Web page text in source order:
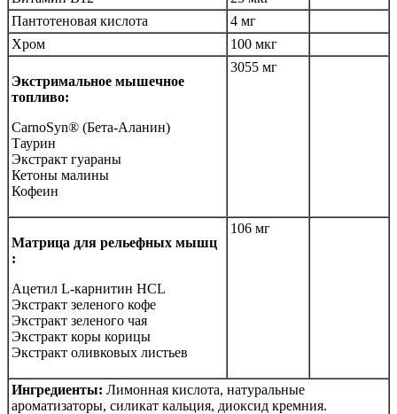
Пантотеновая кислота
4 мг
Хром
100 мкг
Экстримальное мышечное
топливо:
CarnoSyn® (Бета-Аланин)
Таурин
Экстракт гуараны
Кетоны малины
Кофеин
3055 мг
Матрица для рельефных мышц
:
Ацетил L-карнитин HCL
Экстракт зеленого кофе
Экстракт зеленого чая
Экстракт коры корицы
Экстракт оливковых листьев
106 мг
Ингредиенты: Лимонная кислота, натуральные
ароматизаторы, силикат кальция, диоксид кремния.